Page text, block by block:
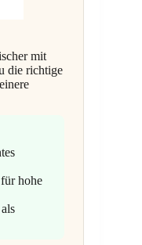
mit
die richtige
hohe